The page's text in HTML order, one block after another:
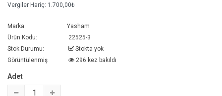
Vergiler Hariç: 1.700,00₺
Marka:
Yasham
Ürün Kodu:
22525-3
Stok Durumu:
Stokta yok
Görüntülenmiş
296 kez bakıldı
Adet